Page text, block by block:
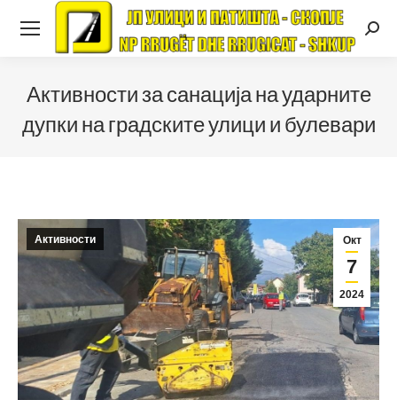
Активности за санација на ударните
дупки на градските улици и булевари
Окт
7
2024
Активности